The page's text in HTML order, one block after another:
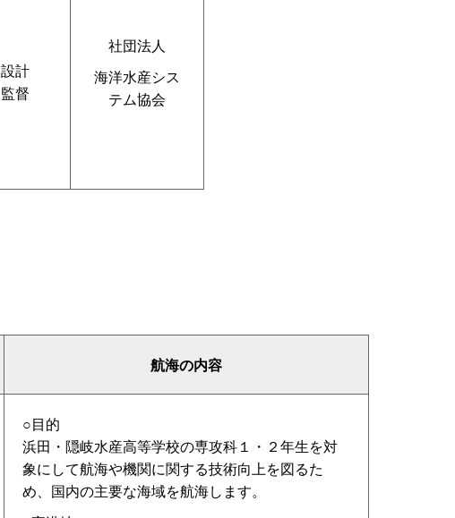
設計
監督
社団法人
海洋水産シス
テム協会
航海の内容
○目的
浜田・隠岐水産高等学校の専攻科１・２年生を対
象にして航海や機関に関する技術向上を図るた
め、国内の主要な海域を航海します。